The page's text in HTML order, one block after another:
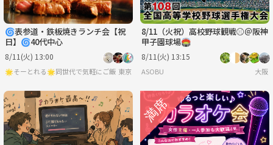
🌀表参道・鉄板焼きランチ会【祝
日】🌀40代中心
8/11(火) 13:00
🌟そーとれる🌟同世代で気軽にご飯会東京
8/11（火祝）高校野球観戦⚾️＠阪神
甲子園球場🏟️
8/11(火) 13:15
ASOBU 大阪